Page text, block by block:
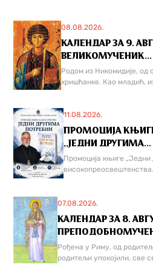
08.08.2026.
КАЛЕНДАР ЗА 9.
ВЕЛИКОМУЧЕНИК...
Родом из Никомидије, од
хришћанке. Као младић,
11.08.2026.
ПРОМОЦИЈА
,,ЈЕДНИ ДРУГИМА...
Промоција књиге
07.08.2026.
КАЛЕНДАР ЗА 8.
Рођена у Риму, од
родитељи упокојили, све